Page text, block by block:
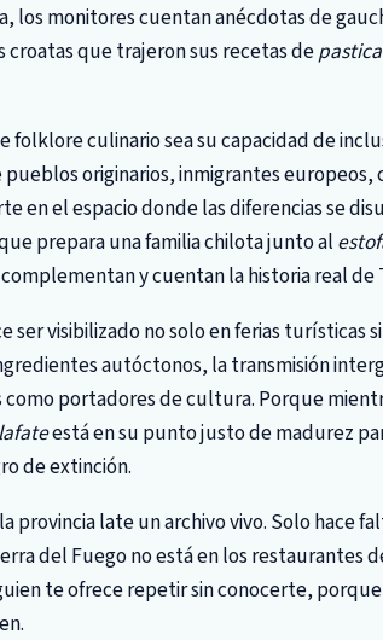
los monitores cuentan anécdotas de
croatas que trajeron sus recetas de
folklore culinario sea su capacidad de
originarios, inmigrantes
en el espacio donde las diferencias se
prepara una familia chilota junto al
y cuentan la historia real de
ser visibilizado no solo en ferias turísticas
autóctonos, la transmisión
como portadores de cultura. Porque
está en su punto justo de madurez
de extinción.
provincia late un archivo vivo. Solo hace
del Fuego no está en los restaurantes
te ofrece repetir sin conocerte,